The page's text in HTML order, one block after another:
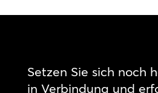
Setzen Sie sich noch
in Verbindung und